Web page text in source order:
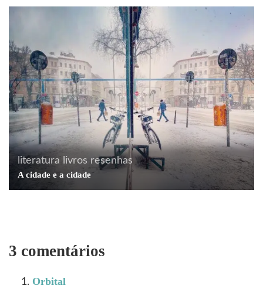
literatura livros resenhas
A cidade e a cidade
3 comentários
Orbital